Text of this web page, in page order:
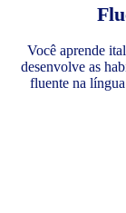
Você aprende
desenvolve as
fluente na